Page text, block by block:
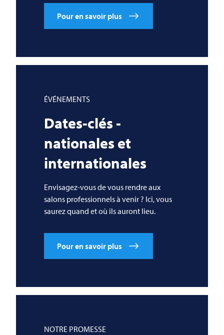
Pour en savoir plus
ÉVÉNEMENTS
Dates-clés -
nationales et
internationales
Envisagez-vous de vous rendre aux
salons professionnels à venir ? Ici, vous
saurez quand et où ils auront lieu.
Pour en savoir plus
NOTRE PROMESSE